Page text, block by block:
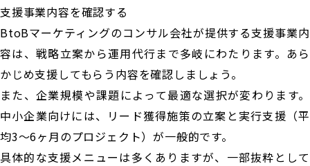
支援事業内容を確認する
BtoBマーケティングのコンサル会社が提供する支援事業内
容は、戦略立案から運用代行まで多岐にわたります。あら
かじめ支援してもらう内容を確認しましょう。
また、企業規模や課題によって最適な選択が変わります。
中小企業向けには、リード獲得施策の立案と実行支援（平
均3〜6ヶ月のプロジェクト）が一般的です。
具体的な支援メニューは多くありますが、一部抜粋として